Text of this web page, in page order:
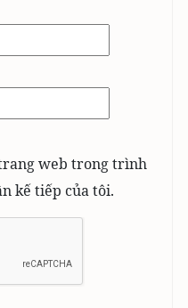
web trong trình
kế tiếp của tôi.